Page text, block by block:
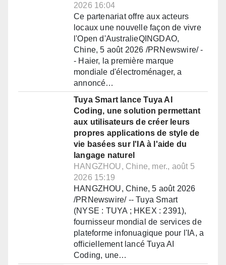
2026 16:04
Ce partenariat offre aux acteurs
locaux une nouvelle façon de vivre
l'Open d'AustralieQINGDAO,
Chine, 5 août 2026 /PRNewswire/ -
- Haier, la première marque
mondiale d'électroménager, a
annoncé…
Tuya Smart lance Tuya AI
Coding, une solution permettant
aux utilisateurs de créer leurs
propres applications de style de
vie basées sur l'IA à l'aide du
langage naturel
HANGZHOU, Chine, mer., août 5
2026 15:19
HANGZHOU, Chine, 5 août 2026
/PRNewswire/ -- Tuya Smart
(NYSE : TUYA ; HKEX : 2391),
fournisseur mondial de services de
plateforme infonuagique pour l'IA, a
officiellement lancé Tuya AI
Coding, une…